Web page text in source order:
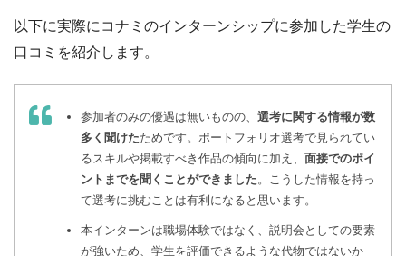
以下に実際にコナミのインターンシップに参加した学生の
口コミを紹介します。
参加者のみの優遇は無いものの、 選考に関する情報が数
多く聞けたためです。ポートフォリオ選考で見られてい
るスキルや掲載すべき作品の傾向に加え、 面接でのポイ
ントまでを聞くことができました 。こうした情報を持っ
て選考に挑むことは有利になると思います。
本インターンは職場体験ではなく、説明会としての要素
が強いため、学生を評価できるような代物ではないか